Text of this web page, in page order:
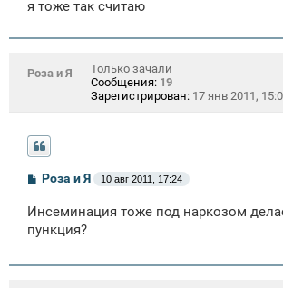
я тоже так считаю
Роза и Я
Только зачали
Сообщения: 19
Зарегистрирован: 17 янв 2011,
С
б
щ
е
и
Роза и Я 10 авг 2011, 17:24
Инсеминация тоже под наркозом
пункция?